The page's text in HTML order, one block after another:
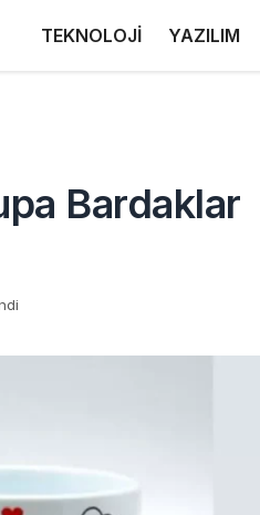
TEKNOLOJİ YAZILIM
Bardaklar